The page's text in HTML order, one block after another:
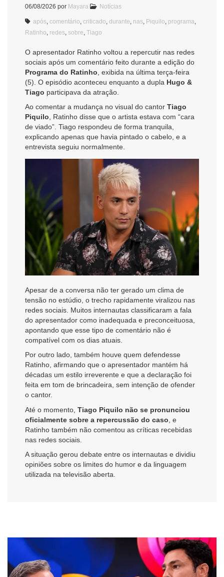
06/08/2026 por Mayara Notícias
após comentário criticado durante nas Piquilo programa
Ratinho redes sobre Tiago
O apresentador Ratinho voltou a repercutir nas redes
sociais após um comentário feito durante a edição do
Programa do Ratinho , exibida na última terça-feira
(5). O episódio aconteceu enquanto a dupla Hugo &
Tiago participava da atração.
Ao comentar a mudança no visual do cantor Tiago
Piquilo , Ratinho disse que o artista estava com “cara
de viado”. Tiago respondeu de forma tranquila,
explicando apenas que havia pintado o cabelo, e a
entrevista seguiu normalmente.
Apesar de a conversa não ter gerado um clima de
tensão no estúdio, o trecho rapidamente viralizou nas
redes sociais. Muitos internautas classificaram a fala
do apresentador como inadequada e preconceituosa,
apontando que esse tipo de comentário não é
compatível com os dias atuais.
Por outro lado, também houve quem defendesse
Ratinho, afirmando que o apresentador mantém há
décadas um estilo irreverente e que a declaração foi
feita em tom de brincadeira, sem intenção de ofender
o cantor.
Até o momento, Tiago Piquilo não se pronunciou
oficialmente sobre a repercussão do caso , e
Ratinho também não comentou as críticas recebidas
nas redes sociais.
A situação gerou debate entre os internautas e dividiu
opiniões sobre os limites do humor e da linguagem
utilizada na televisão aberta.